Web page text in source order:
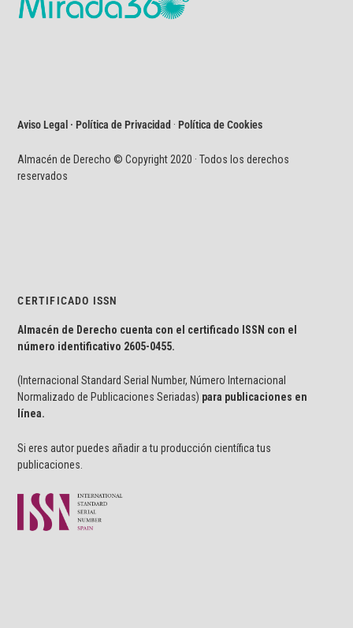
Aviso Legal · Política de Privacidad ·Política de Cookies
Almacén de Derecho © Copyright 2020 · Todos los derechos
reservados
CERTIFICADO ISSN
Almacén de Derecho cuenta con el certificado ISSN con el
número identificativo 2605-0455.
(Internacional Standard Serial Number, Número Internacional
Normalizado de Publicaciones Seriadas) para publicaciones en
línea.
Si eres autor puedes añadir a tu producción científica tus
publicaciones.